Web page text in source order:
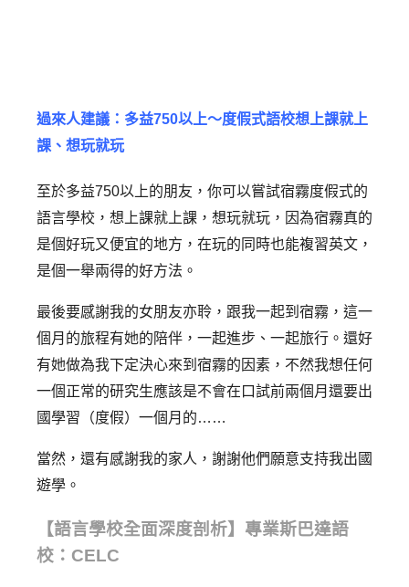
過來人建議：多益750以上～度假式語校想上課就上
課、想玩就玩
至於多益750以上的朋友，你可以嘗試宿霧度假式的
語言學校，想上課就上課，想玩就玩，因為宿霧真的
是個好玩又便宜的地方，在玩的同時也能複習英文，
是個一舉兩得的好方法。
最後要感謝我的女朋友亦聆，跟我一起到宿霧，這一
個月的旅程有她的陪伴，一起進步、一起旅行。還好
有她做為我下定決心來到宿霧的因素，不然我想任何
一個正常的研究生應該是不會在口試前兩個月還要出
國學習（度假）一個月的……
當然，還有感謝我的家人，謝謝他們願意支持我出國
遊學。
【語言學校全面深度剖析】專業斯巴達語
校：CELC